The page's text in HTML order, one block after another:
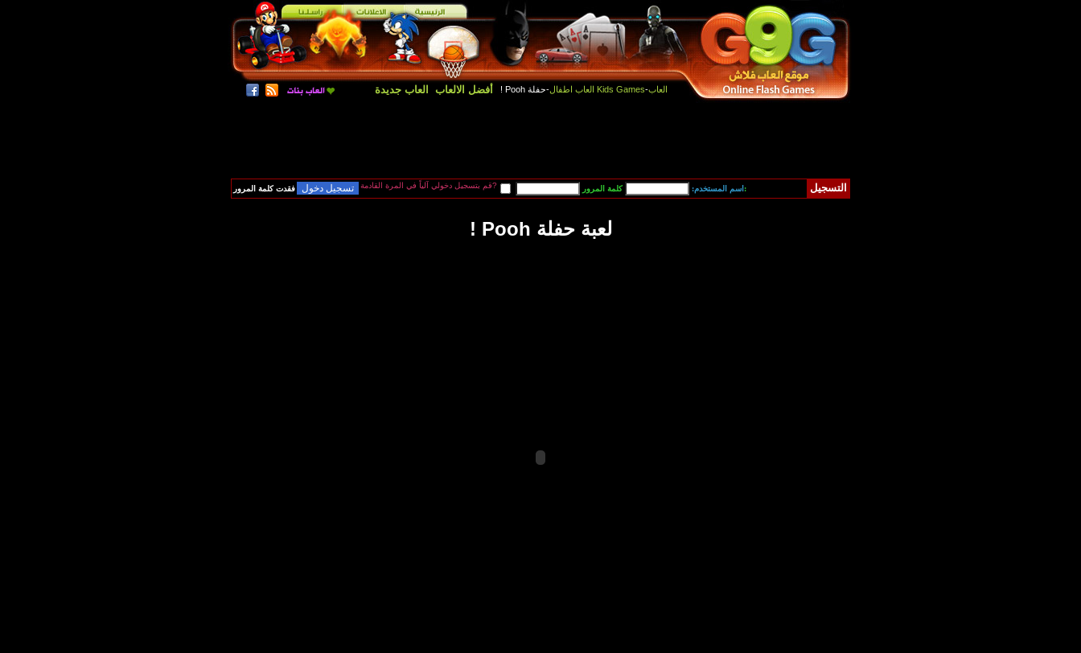
العاب-Kids Games العاب اطفال -حفلة Pooh ! أفضل الالعاب العاب جديدة
فقدت كلمة المرور قم بتسجيل دخولي آلياً في المرة القادمة? اسم المستخدم: كلمة المرور: التسجيل
لعبة حفلة Pooh !